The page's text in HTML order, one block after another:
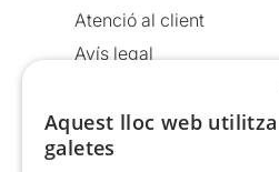
Atenció al client
Avís legal
Política de cookies
Condicions d’ús
Aquest lloc web utilitza
galetes